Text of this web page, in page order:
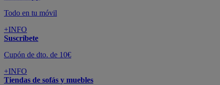
Todo en tu móvil
+INFO
Suscríbete
Cupón de dto. de 10€
+INFO
Tiendas de sofás y muebles